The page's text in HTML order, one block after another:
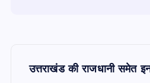
उत्तराखंड की राजधानी समेत